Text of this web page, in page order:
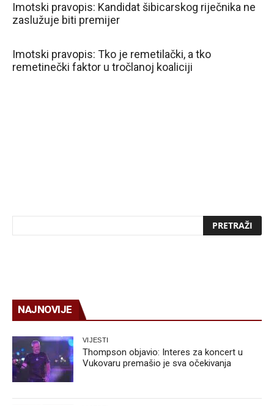
Imotski pravopis: Kandidat šibicarskog riječnika ne
zaslužuje biti premijer
Imotski pravopis: Tko je remetilački, a tko
remetinečki faktor u tročlanoj koaliciji
NAJNOVIJE
VIJESTI
Thompson objavio: Interes za koncert u
Vukovaru premašio je sva očekivanja